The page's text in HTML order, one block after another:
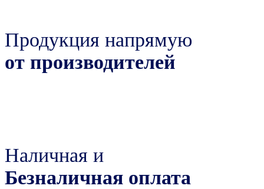
Продукция напрямую
от производителей
Наличная и
Безналичная оплата